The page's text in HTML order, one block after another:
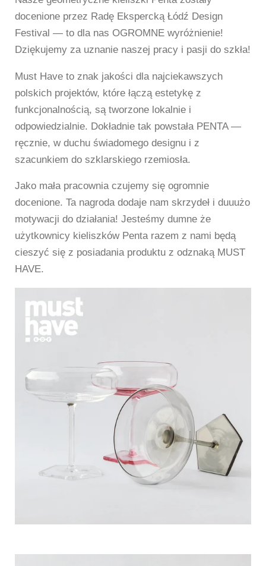
docenione przez Radę Ekspercką Łódź Design
Festival — to dla nas OGROMNE wyróżnienie!
Dziękujemy za uznanie naszej pracy i pasji do szkła!
Must Have to znak jakości dla najciekawszych
polskich projektów, które łączą estetykę z
funkcjonalnością, są tworzone lokalnie i
odpowiedzialnie. Dokładnie tak powstała PENTA —
ręcznie, w duchu świadomego designu i z
szacunkiem do szklarskiego rzemiosła.
Jako mała pracownia czujemy się ogromnie
docenione. Ta nagroda dodaje nam skrzydeł i duuużo
motywacji do działania! Jesteśmy dumne że
użytkownicy kieliszków Penta razem z nami będą
cieszyć się z posiadania produktu z odznaką MUST
HAVE.